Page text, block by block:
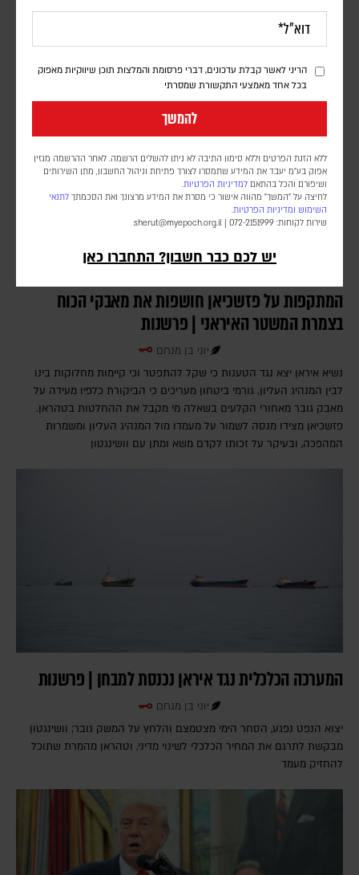
הריני לאשר קבלת עדכונים, דברי פרסומת והמלצות תוכן שיווקיות מאפוק
בכל אחד מאמצעי התקשורת שמסרתי
להמשך
ללא הזנת הפרטים וללא סימון התיבה לא ניתן להשלים הרשמה. לאחר ההרשמה מגזין
אפוק בע״מ יעבד את המידע שתמסרו לצורך פתיחת וניהול החשבון, מתן השירותים
ושיפורם והכל בהתאם למדיניות הפרטיות.
לחיצה על "המשך" מהווה אישור כי מסרת את המידע מרצונך ואת הסכמתך לתנאי
השימוש ומדיניות הפרטיות.
שירות לקוחות: 072-2151999 |
sherut@myepoch.org.il
יש לכם כבר חשבון? התחברו כאן
גורמים מדיניים מעריכים כי החשש מנקמה איראנית ומהפיכת תשתיות הנפט
והאנרגיה של הממלכה למטרה מרכזית, מניע את יורש העצר הסעודי לפעול
מאחורי הקלעים למניעת הסלמה נוספת
המתקפות על פזשכיאן חושפות את מאבקי הכוח
בצמרת המשטר האיראני | פרשנות
יוני בן מנחם
נשיא איראן יצא נגד הטענות כי שקל להתפטר וכי קיימות מחלוקות בינו
לבין המנהיג העליון. גורמי ביטחון מעריכים כי הביקורת כלפיו מעידה על
מאבק גובר מאחורי הקלעים בשאלה מי מקבל את ההחלטות בטהראן.
פזשכיאן מצידו מנסה לשמור על מעמדו מול המנהיג העליון ומשמרות
המהפכה, ובעיקר על זכותו לקדם משא ומתן עם וושינגטון
המערכה הכלכלית נגד איראן נכנסת למבחן | פרשנות
יוני בן מנחם
יצוא הנפט נפגע, הסחר הימי מצטמצם והלחץ על המשק גובר; וושינגטון
מבקשת לתרגם את המחיר הכלכלי לשינוי מדיני, וטהראן מהמרת שתוכל
להחזיק מעמד